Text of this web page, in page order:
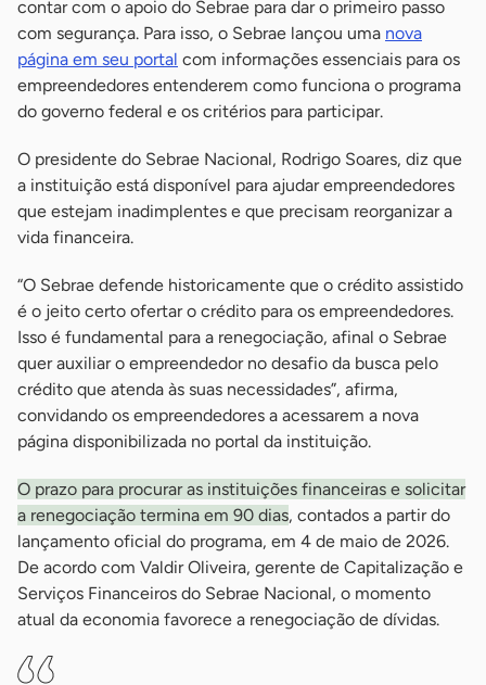
contar com o apoio do Sebrae para dar o primeiro passo
com segurança. Para isso, o Sebrae lançou uma nova
página em seu portal com informações essenciais para os
empreendedores entenderem como funciona o programa
do governo federal e os critérios para participar.
O presidente do Sebrae Nacional, Rodrigo Soares, diz que
a instituição está disponível para ajudar empreendedores
que estejam inadimplentes e que precisam reorganizar a
vida financeira.
“O Sebrae defende historicamente que o crédito assistido
é o jeito certo ofertar o crédito para os empreendedores.
Isso é fundamental para a renegociação, afinal o Sebrae
quer auxiliar o empreendedor no desafio da busca pelo
crédito que atenda às suas necessidades”, afirma,
convidando os empreendedores a acessarem a nova
página disponibilizada no portal da instituição.
O prazo para procurar as instituições financeiras e solicitar
a renegociação termina em 90 dias, contados a partir do
lançamento oficial do programa, em 4 de maio de 2026.
De acordo com Valdir Oliveira, gerente de Capitalização e
Serviços Financeiros do Sebrae Nacional, o momento
atual da economia favorece a renegociação de dívidas.